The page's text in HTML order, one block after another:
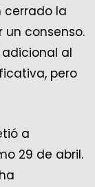
cerrado la
consenso.
adicional al
pero
a
29 de abril.